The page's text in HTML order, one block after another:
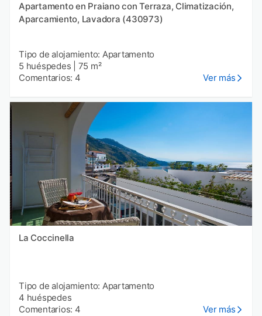
Apartamento en Praiano con Terraza, Climatización,
Aparcamiento, Lavadora (430973)
Tipo de alojamiento: Apartamento
5 huéspedes
75 m²
Comentarios: 4
Ver más
La Coccinella
Tipo de alojamiento: Apartamento
4 huéspedes
Comentarios: 4
Ver más